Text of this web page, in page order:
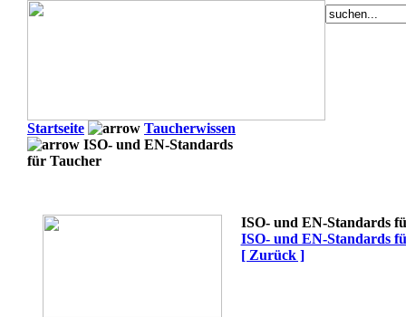
Startseite
Taucherwissen
ISO- und EN-Standards
für Taucher
ISO- und EN-Standards
ISO- und EN-Standards
[ Zurück ]